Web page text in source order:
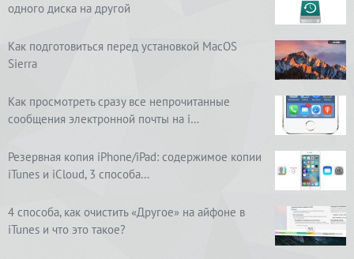
одного диска на другой
Как подготовиться перед установкой MacOS
Sierra
Как просмотреть сразу все непрочитанные
сообщения электронной почты на i…
Резервная копия iPhone/iPad: содержимое копии
iTunes и iCloud, 3 способа…
4 способа, как очистить «Другое» на айфоне в
iTunes и что это такое?